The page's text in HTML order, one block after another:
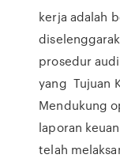
kerja adalah
prosedur
yang Tujuan
Mendukung
laporan
telah